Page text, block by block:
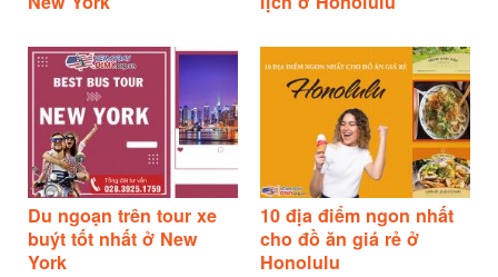
Du ngoạn trên tour xe
buýt tốt nhất ở New
York
10 địa điểm ngon nhất
cho đồ ăn giá rẻ ở
Honolulu